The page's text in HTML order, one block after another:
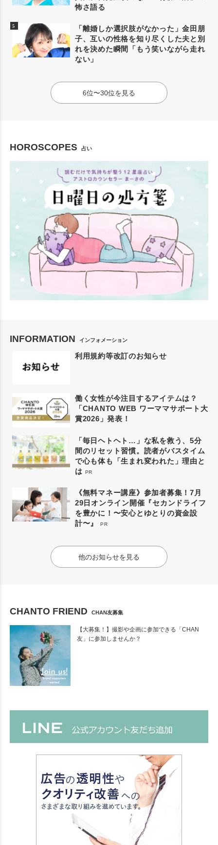
怖さ語る
「離婚しか選択肢がなかった」金田朋
子、互いの性格を知り尽くした夫と別
れを決めた瞬間「もう笑いながら走れ
ない」
6位〜30位を見る
HOROSCOPES 占い
INFORMATION インフォメーション
利用規約等改訂のお知らせ
働く女性が今注目するアイテムは？
「CHANTO WEB ワーママサポート大
賞2026」発表！
「毎日ヘトヘト…」な私を救う、5分
間のリセット習慣。読者がバスタイム
で心も体も「生まれ変われた」理由と
は PR
《無料マネー講座》参加者募集！7月
29日オンライン開催『セカンドライフ
を豊かに！〜安心とゆとりの資金設
計〜』
PR
他のお知らせを見る
CHANTO FRIEND CHAN友募集
【大募集！】撮影や企画に参加できる「CHAN
友」に参加しませんか？